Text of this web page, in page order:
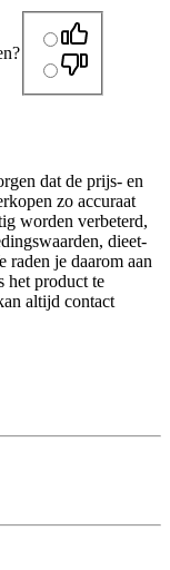
dat de prijs- en
zo accuraat
worden verbeterd,
dieet-
raden je daarom aan
het product te
altijd contact